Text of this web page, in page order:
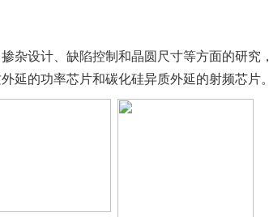
杂设计、缺陷控制和晶圆尺寸等方面的研究，
延的功率芯片和碳化硅异质外延的射频芯片。